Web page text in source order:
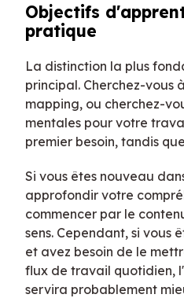
Objectifs
pratique
La distinction la plus
principal. Cherchez-
mapping, ou cherchez-
mentales pour votre
premier besoin, tandis
Si vous êtes nouveau
approfondir votre
commencer par le
sens. Cependant, si vous
et avez besoin de le
flux de travail quotidien,
servira probablement